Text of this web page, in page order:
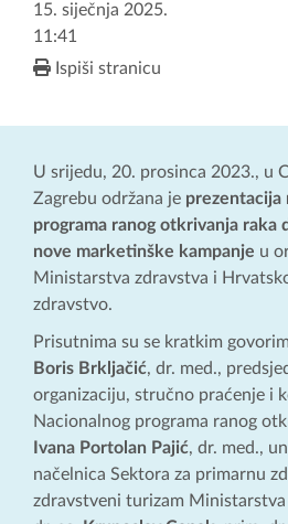
15. siječnja 2025.
11:41
Ispiši stranicu
U srijedu, 20. prosinca 2023., u
Zagrebu održana je prezentacija
programa ranog otkrivanja raka
nove marketinške kampanje u
Ministarstva zdravstva i
zdravstvo.
Prisutnima su se kratkim
Boris Brkljačić, dr. med.,
organizaciju, stručno praćenje i
Nacionalnog programa ranog
Ivana Portolan Pajić, dr. med.,
načelnica Sektora za primarnu
zdravstveni turizam